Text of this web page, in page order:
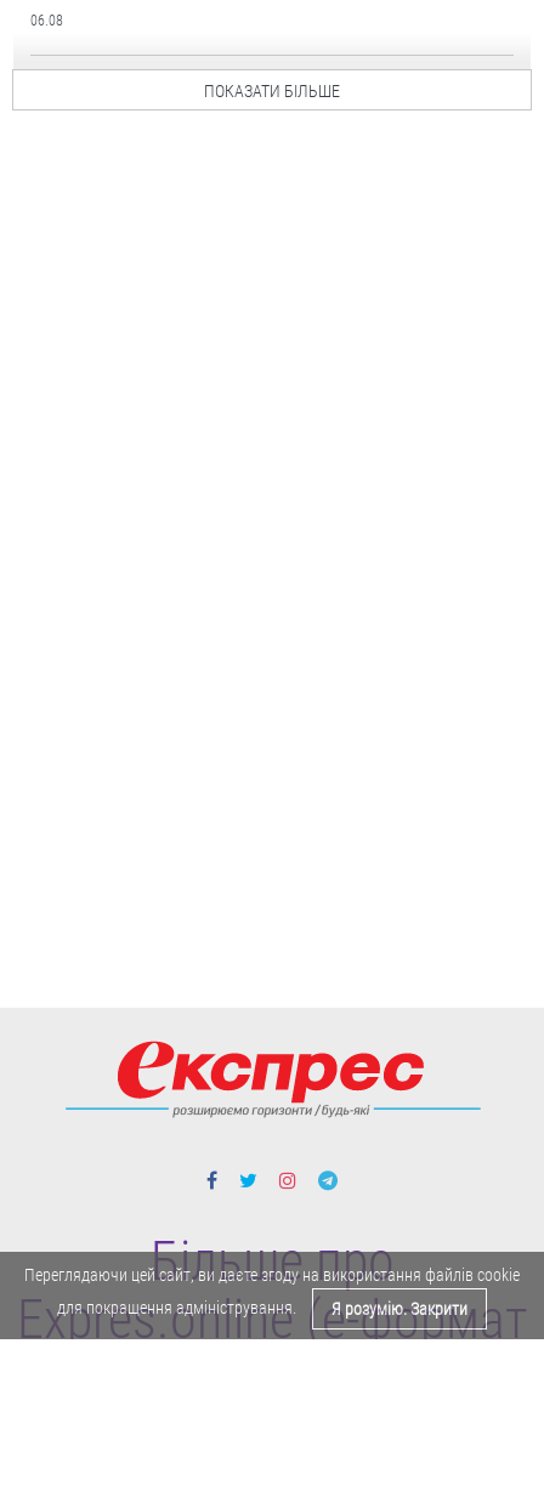
06.08
ПОКАЗАТИ БІЛЬШЕ
Більше про
Expres.online (e-формат
Переглядаючи цей сайт, ви даєте згоду на використання файлів cookie
для покращення адміністрування.
Я розумію. Закрити